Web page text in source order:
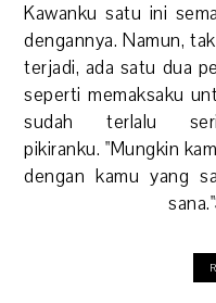
Kawanku satu ini
dengannya. Namun,
terjadi, ada satu dua
seperti memaksaku
sudah terlalu
pikiranku. "Mungkin
dengan kamu yang